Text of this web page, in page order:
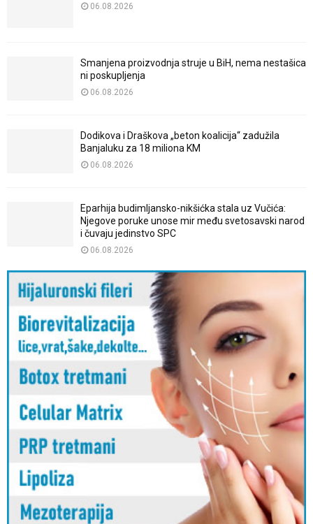
06.08.2026
Smanjena proizvodnja struje u BiH, nema nestašica
ni poskupljenja
06.08.2026
Dodikova i Draškova „beton koalicija“ zadužila
Banjaluku za 18 miliona KM
06.08.2026
Eparhija budimljansko-nikšićka stala uz Vučića:
Njegove poruke unose mir među svetosavski narod
i čuvaju jedinstvo SPC
06.08.2026